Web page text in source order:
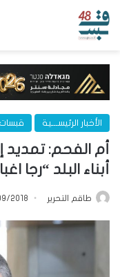
الأخبار الرئيســـية قبسات
أم الفحم:
أبناء البلد “رجا
طاقم التحرير 2018